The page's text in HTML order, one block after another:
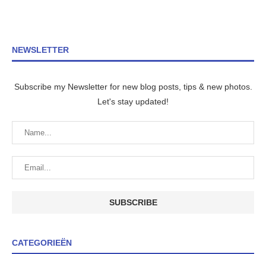
NEWSLETTER
Subscribe my Newsletter for new blog posts, tips & new photos.
Let's stay updated!
CATEGORIEËN